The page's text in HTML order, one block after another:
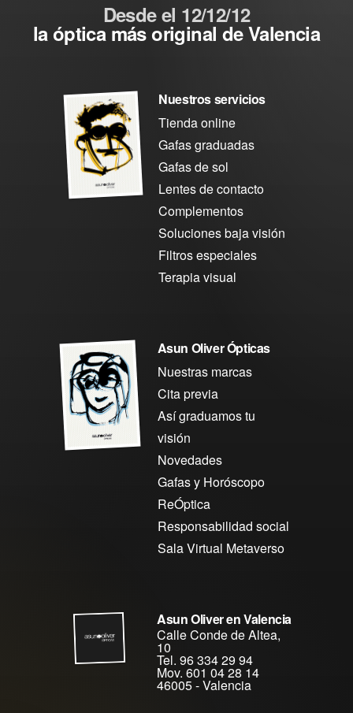
Desde el 12/12/12
la óptica más original de Valencia
Nuestros servicios
Tienda online
Gafas graduadas
Gafas de sol
Lentes de contacto
Complementos
Soluciones baja visión
Filtros especiales
Terapia visual
Asun Oliver Ópticas
Nuestras marcas
Cita previa
Así graduamos tu
visión
Novedades
Gafas y Horóscopo
ReÓptica
Responsabilidad social
Sala Virtual Metaverso
Asun Oliver en Valencia
Calle Conde de Altea,
10
Tel. 96 334 29 94
Mov. 601 04 28 14
46005-Valencia